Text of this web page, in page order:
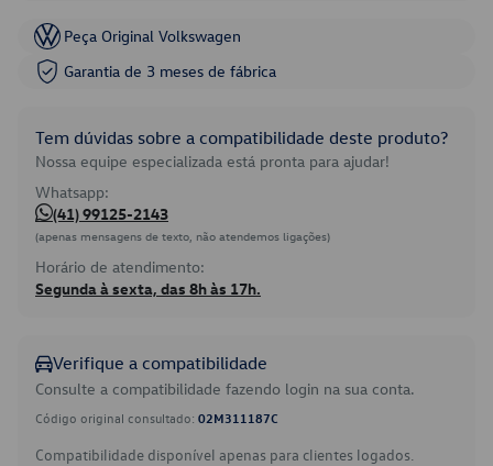
Peça Original Volkswagen
Garantia de 3 meses de fábrica
Tem dúvidas sobre a compatibilidade deste produto?
Nossa equipe especializada está pronta para ajudar!
Whatsapp:
(41) 99125-2143
(apenas mensagens de texto, não atendemos ligações)
Horário de atendimento:
Segunda à sexta, das 8h às 17h.
Verifique a compatibilidade
Consulte a compatibilidade fazendo login na sua conta.
Código original consultado: 02M311187C
Compatibilidade disponível apenas para clientes logados.